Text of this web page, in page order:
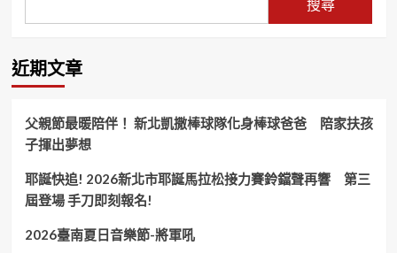
會
勢
家
民
間
心
及
時
提
供
搜尋
近期文章
父親節最暖陪伴！ 新北凱撒棒球隊化身棒球爸爸 陪家扶孩
子揮出夢想
耶誕快追! 2026新北市耶誕馬拉松接力賽鈴鐺聲再響 第三
屆登場 手刀即刻報名!
2026臺南夏日音樂節-將軍吼